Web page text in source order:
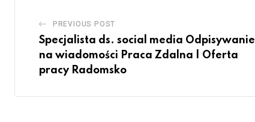
PREVIOUS POST
Specjalista ds. social media Odpisywanie
na wiadomości Praca Zdalna | Oferta
pracy Radomsko